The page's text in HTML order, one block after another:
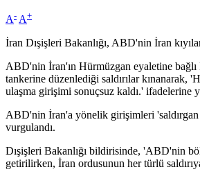
A- A+
İran Dışişleri Bakanlığı, ABD'nin İran
ABD'nin İran'ın Hürmüzgan eyaletine bağlı
tankerine düzenlediği saldırılar kınanarak,
ulaşma girişimi sonuçsuz kaldı.' ifadelerine
ABD'nin İran'a yönelik girişimleri 'saldırgan
vurgulandı.
Dışişleri Bakanlığı bildirisinde, 'ABD'nin
getirilirken, İran ordusunun her türlü